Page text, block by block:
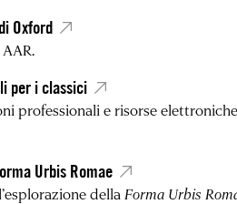
Oxford
per i classici
professionali e risorse
Urbis Romae
della Forma Urbis